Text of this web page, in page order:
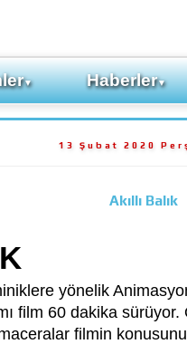
▼ Haberler▼
13 Şubat 2020
Akıllı Balık
yönelik
film 60 dakika
maceralar filmin